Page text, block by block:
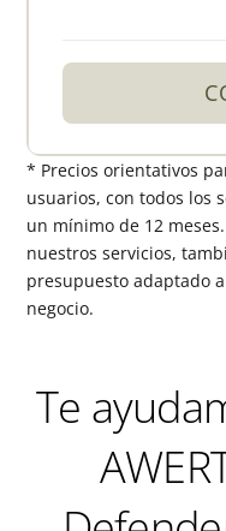
* Precios orientativos
usuarios, con todos los
un mínimo de 12
nuestros servicios,
presupuesto adaptado
negocio.
Te